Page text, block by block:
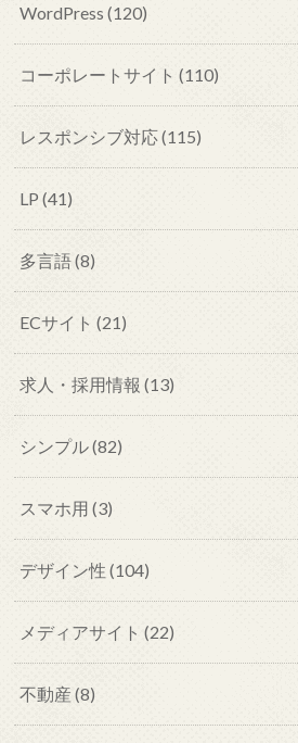
WordPress(120)
コーポレートサイト(110)
レスポンシブ対応(115)
LP(41)
多言語(8)
ECサイト(21)
求人・採用情報(13)
シンプル(82)
スマホ用(3)
デザイン性(104)
メディアサイト(22)
不動産(8)